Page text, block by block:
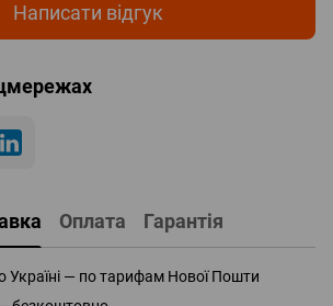
Написати відгук
Оплата Гарантія
— по тарифам Нової Пошти